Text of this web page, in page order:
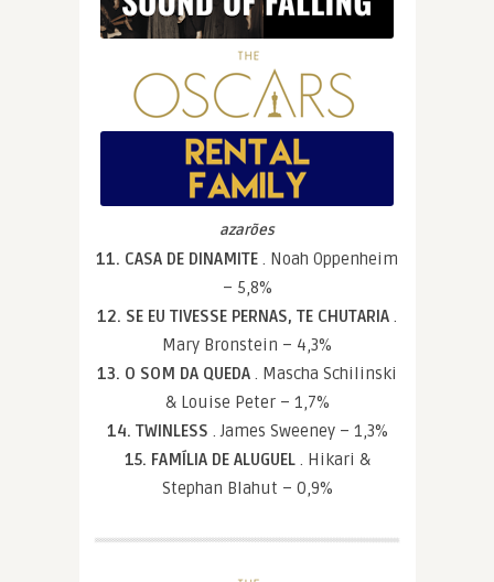
azarões
11. CASA DE DINAMITE . Noah Oppenheim
– 5,8%
12. SE EU TIVESSE PERNAS, TE CHUTARIA .
Mary Bronstein – 4,3%
13. O SOM DA QUEDA . Mascha Schilinski
& Louise Peter – 1,7%
14. TWINLESS . James Sweeney – 1,3%
15. FAMÍLIA DE ALUGUEL . Hikari &
Stephan Blahut – 0,9%